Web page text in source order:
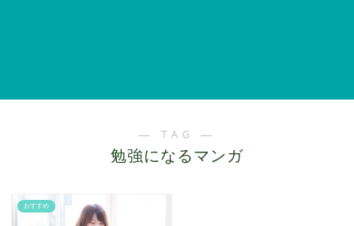
― TAG ―
勉強になるマンガ
おすすめ